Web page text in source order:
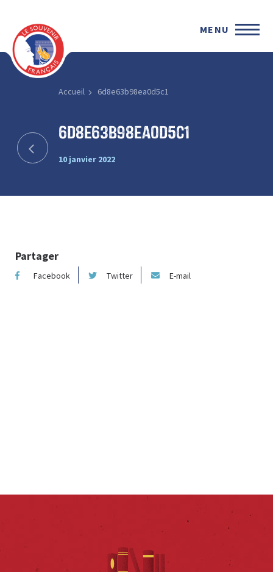
MENU
Accueil 6d8e63b98ea0d5c1
6d8e63b98ea0d5c1
10 janvier 2022
Partager
Facebook Twitter E-mail